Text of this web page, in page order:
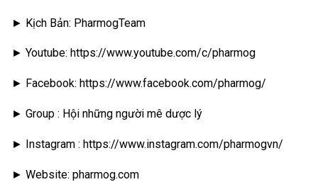
► Kịch Bản: PharmogTeam
► Youtube: https://www.youtube.com/c/pharmog
► Facebook: https://www.facebook.com/pharmog/
► Group : Hội những người mê dược lý
► Instagram : https://www.instagram.com/pharmogvn/
► Website: pharmog.com